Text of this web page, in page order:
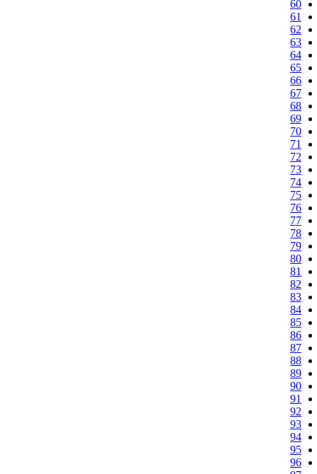
60
61
62
63
64
65
66
67
68
69
70
71
72
73
74
75
76
77
78
79
80
81
82
83
84
85
86
87
88
89
90
91
92
93
94
95
96